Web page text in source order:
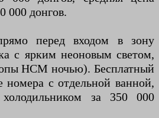
000 донгов.
перед входом в зону
с ярким неоновым светом,
HCM ночью). Бесплатный
с отдельной ванной,
за 350 000